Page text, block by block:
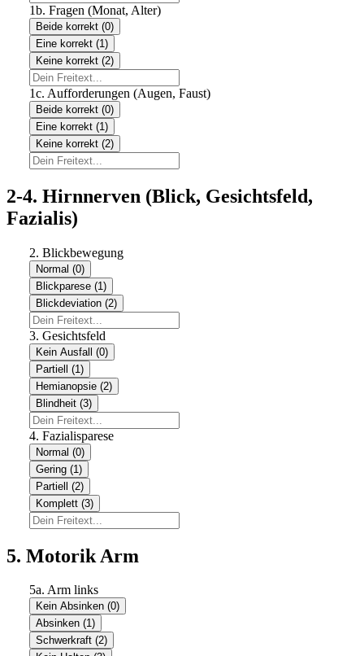
1b. Fragen (Monat, Alter)
Beide korrekt (0)
Eine korrekt (1)
Keine korrekt (2)
1c. Aufforderungen (Augen, Faust)
Beide korrekt (0)
Eine korrekt (1)
Keine korrekt (2)
2-4. Hirnnerven (Blick, Gesichtsfeld,
Fazialis)
2. Blickbewegung
Normal (0)
Blickparese (1)
Blickdeviation (2)
3. Gesichtsfeld
Kein Ausfall (0)
Partiell (1)
Hemianopsie (2)
Blindheit (3)
4. Fazialisparese
Normal (0)
Gering (1)
Partiell (2)
Komplett (3)
5. Motorik Arm
5a. Arm links
Kein Absinken (0)
Absinken (1)
Schwerkraft (2)